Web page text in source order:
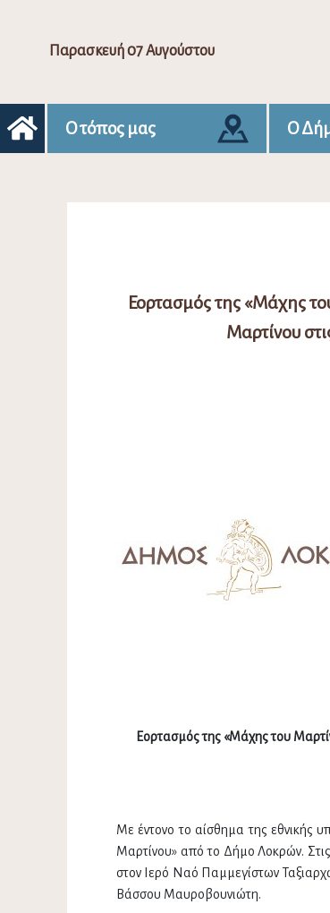
Παρασκευή 07 Αυγούστου
Ο τόπος μας Ο
Εορτασμός της «Μάχης
Μαρτίνου
Εορτασμός της «Μάχης του
Με έντονο το αίσθημα της εθνικής
Μαρτίνου» από το Δήμο Λοκρών.
στον Ιερό Ναό Παμμεγίστων
Βάσσου Μαυροβουνιώτη.